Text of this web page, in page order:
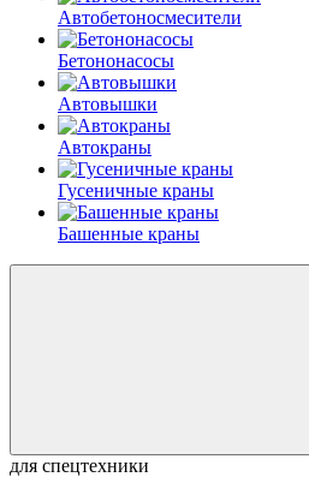
Автобетоно­смесители
Бетононасосы
Автовышки
Автокраны
Гусеничные краны
Башенные краны
для спецтехники